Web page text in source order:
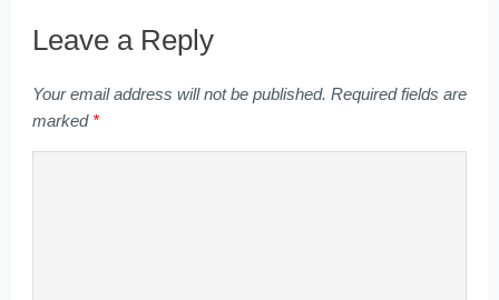
Leave a Reply
Your email address will not be published. Required fields are
marked *